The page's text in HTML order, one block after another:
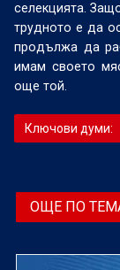
селекцията.
трудното е да
продължа да
имам своето
още той.
Ключови думи:
ОЩЕ ПО